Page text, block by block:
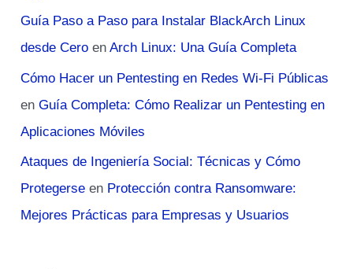
Guía Paso a Paso para Instalar BlackArch Linux
desde Cero enArch Linux: Una Guía Completa
Cómo Hacer un Pentesting en Redes Wi-Fi Públicas
enGuía Completa: Cómo Realizar un Pentesting en
Aplicaciones Móviles
Ataques de Ingeniería Social: Técnicas y Cómo
Protegerse en Protección contra Ransomware:
Mejores Prácticas para Empresas y Usuarios